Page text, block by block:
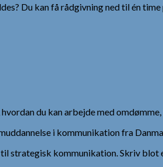
Du kan få rådgivning ned til én
du kan arbejde med
i kommunikation fra
strategisk kommunikation. Skriv